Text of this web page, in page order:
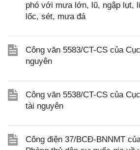
phó với mưa lớn, lũ, ngập lụt,
lốc, sét, mưa đá
Công văn 5583/CT-CS của
nguyên
Công văn 5538/CT-CS của
tài nguyên
Công điện 37/BCĐ-BNNMT